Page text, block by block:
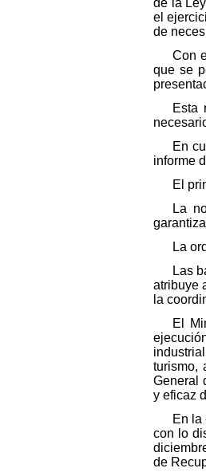
de la
el
de
Con
que se
Esta
En
informe
El
La
La
Las
atribuye
la
El
turismo,
General
y eficaz
En la
con lo
de